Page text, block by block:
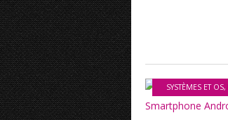
SYSTÈMES ET OS,